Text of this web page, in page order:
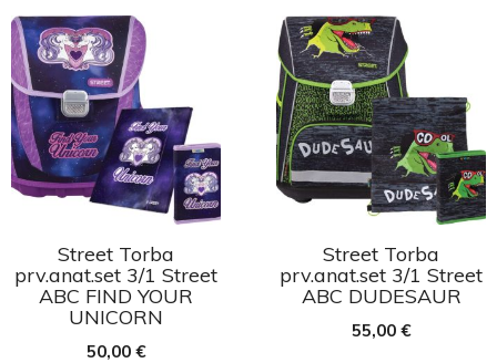
Street Torba
prv.anat.set 3/1 Street
ABC FIND YOUR
UNICORN
50,00 €
Street Torba
prv.anat.set 3/1 Street
ABC DUDESAUR
55,00 €